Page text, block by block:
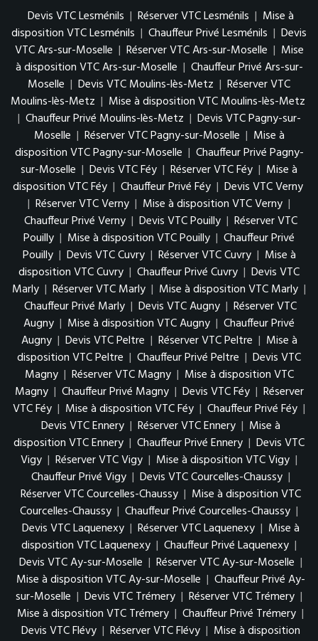
Devis VTC Lesménils | Réserver VTC Lesménils | Mise à
disposition VTC Lesménils | Chauffeur Privé Lesménils | Devis
VTC Ars-sur-Moselle | Réserver VTC Ars-sur-Moselle | Mise
à disposition VTC Ars-sur-Moselle | Chauffeur Privé Ars-sur-
Moselle | Devis VTC Moulins-lès-Metz | Réserver VTC
Moulins-lès-Metz | Mise à disposition VTC Moulins-lès-Metz
| Chauffeur Privé Moulins-lès-Metz | Devis VTC Pagny-sur-
Moselle | Réserver VTC Pagny-sur-Moselle | Mise à
disposition VTC Pagny-sur-Moselle | Chauffeur Privé Pagny-
sur-Moselle | Devis VTC Féy | Réserver VTC Féy | Mise à
disposition VTC Féy | Chauffeur Privé Féy | Devis VTC Verny
| Réserver VTC Verny | Mise à disposition VTC Verny |
Chauffeur Privé Verny | Devis VTC Pouilly | Réserver VTC
Pouilly | Mise à disposition VTC Pouilly | Chauffeur Privé
Pouilly | Devis VTC Cuvry | Réserver VTC Cuvry | Mise à
disposition VTC Cuvry | Chauffeur Privé Cuvry | Devis VTC
Marly | Réserver VTC Marly | Mise à disposition VTC Marly |
Chauffeur Privé Marly | Devis VTC Augny | Réserver VTC
Augny | Mise à disposition VTC Augny | Chauffeur Privé
Augny | Devis VTC Peltre | Réserver VTC Peltre | Mise à
disposition VTC Peltre | Chauffeur Privé Peltre | Devis VTC
Magny | Réserver VTC Magny | Mise à disposition VTC
Magny | Chauffeur Privé Magny | Devis VTC Féy | Réserver
VTC Féy | Mise à disposition VTC Féy | Chauffeur Privé Féy |
Devis VTC Ennery | Réserver VTC Ennery | Mise à
disposition VTC Ennery | Chauffeur Privé Ennery | Devis VTC
Vigy | Réserver VTC Vigy | Mise à disposition VTC Vigy |
Chauffeur Privé Vigy | Devis VTC Courcelles-Chaussy |
Réserver VTC Courcelles-Chaussy | Mise à disposition VTC
Courcelles-Chaussy | Chauffeur Privé Courcelles-Chaussy |
Devis VTC Laquenexy | Réserver VTC Laquenexy | Mise à
disposition VTC Laquenexy | Chauffeur Privé Laquenexy |
Devis VTC Ay-sur-Moselle | Réserver VTC Ay-sur-Moselle |
Mise à disposition VTC Ay-sur-Moselle | Chauffeur Privé Ay-
sur-Moselle | Devis VTC Trémery | Réserver VTC Trémery |
Mise à disposition VTC Trémery | Chauffeur Privé Trémery |
Devis VTC Flévy | Réserver VTC Flévy | Mise à disposition